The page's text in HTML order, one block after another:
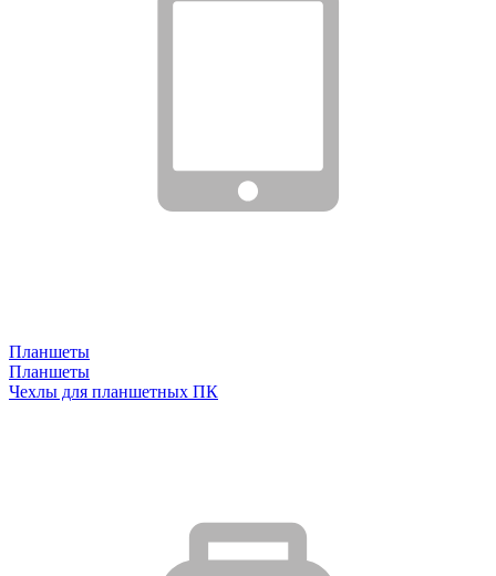
Планшеты
Планшеты
Чехлы для планшетных ПК